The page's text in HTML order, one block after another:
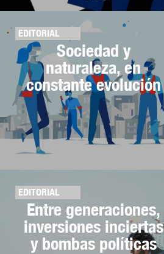
EDITORIAL
Sociedad y
naturaleza, en
constante evolución
EDITORIAL
Entre generaciones,
inversiones inciertas
y bombas políticas